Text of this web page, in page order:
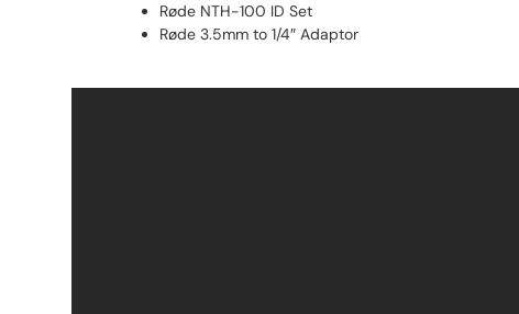
Røde NTH-100 ID Set
Røde 3.5mm to 1/4″ Adaptor